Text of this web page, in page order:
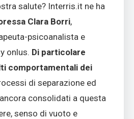
salute? Interris.it ne ha
Clara Borri,
psicoanalista e
onlus. Di particolare
comportamentali dei
di separazione ed
consolidati a questa
senso di vuoto e